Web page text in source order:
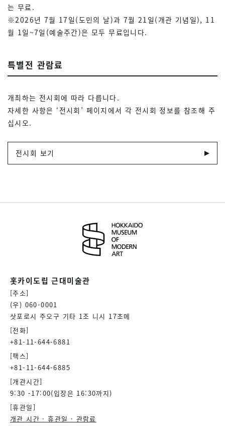
는 무료.
※2026년 7월 17일(도민의 날)과 7월 21일(개관 기념일), 11
월 1일~7일(예술주간)은 모두 무료입니다.
특별전 관람료
개최하는 전시회에 따라 다릅니다.
자세한 사항은 ‘전시회’ 페이지에서 각 전시회 정보를 참조해 주
십시오.
전시회 보기
홋카이도립 근대미술관
[주소]
(우) 060-0001
삿포로시 주오구 기타 1조 니시 17초메
[전화]
+81-11-644-6881
[팩스]
+81-11-644-6885
[개관시간]
9:30 -17:00(입장은 16:30까지)
[휴관일]
개관 시간 · 휴관일 · 관람료